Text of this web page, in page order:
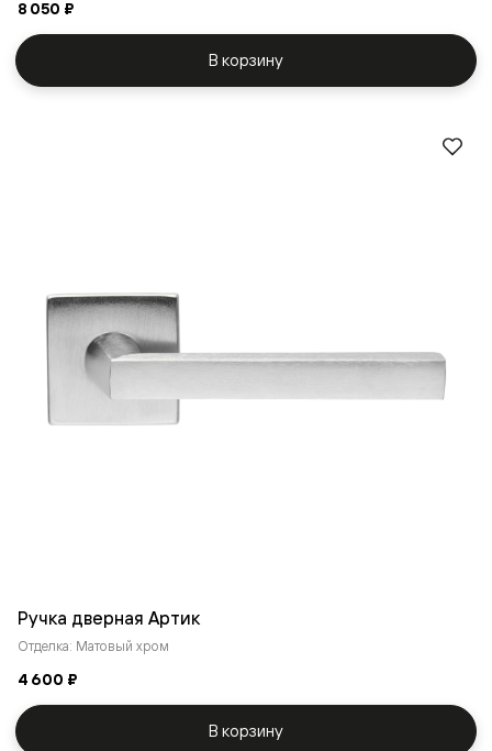
8 050 ₽
В корзину
Ручка дверная Артик
Отделка: Матовый хром
4 600 ₽
В корзину